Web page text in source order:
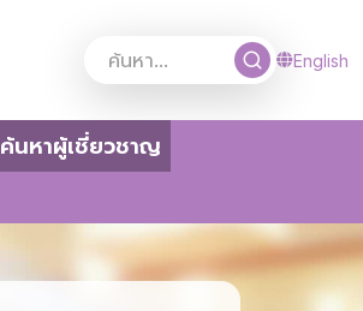
English
ค้นหาผู้เชี่ยวชาญ(current)